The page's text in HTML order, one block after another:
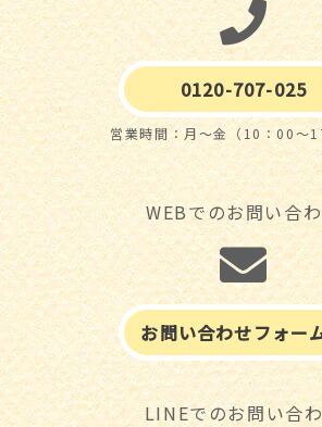
0120-707-025
営業時間：月～金（10：00～
WEBでのお問い合
お問い合わせフォー
LINEでのお問い合